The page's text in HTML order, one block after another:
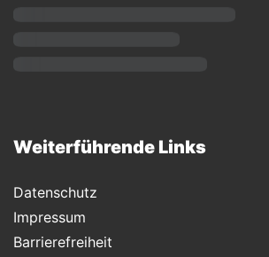
Weiterführende Links
Datenschutz
Impressum
Barrierefreiheit